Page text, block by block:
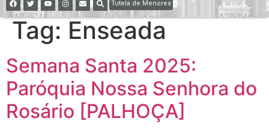
Tutela de Menores
Tag: Enseada
Semana Santa 2025:
Paróquia Nossa Senhora do
Rosário [PALHOÇA]